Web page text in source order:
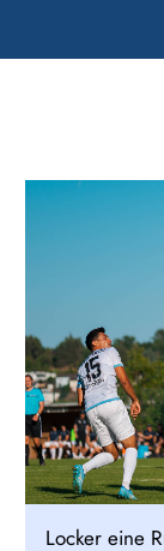
Locker eine